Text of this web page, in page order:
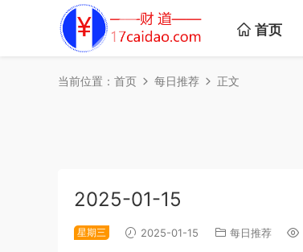
首页
当前位置： 首页 每日推荐 正文
2025-01-15
星期三 2025-01-15 每日推荐